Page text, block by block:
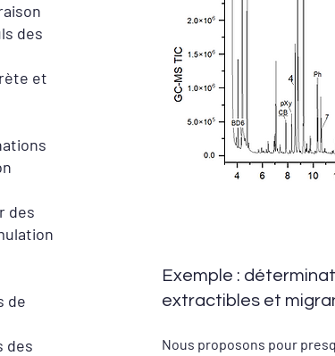
des
et
des
de
des
Exemple :
extractibles et
Nous proposons pour